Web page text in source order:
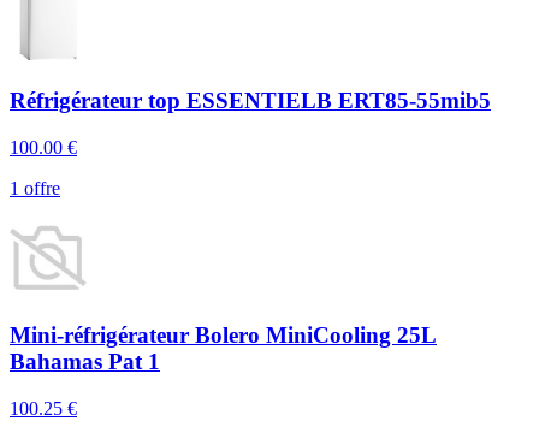
Réfrigérateur top ESSENTIELB ERT85-55mib5
100.00 €
1 offre
Mini-réfrigérateur Bolero MiniCooling 25L
Bahamas Pat 1
100.25 €